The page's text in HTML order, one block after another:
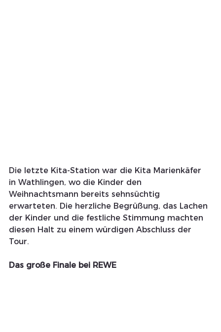
Die letzte Kita-Station war die Kita Marienkäfer
in Wathlingen, wo die Kinder den
Weihnachtsmann bereits sehnsüchtig
erwarteten. Die herzliche Begrüßung, das Lachen
der Kinder und die festliche Stimmung machten
diesen Halt zu einem würdigen Abschluss der
Tour.
Das große Finale bei REWE